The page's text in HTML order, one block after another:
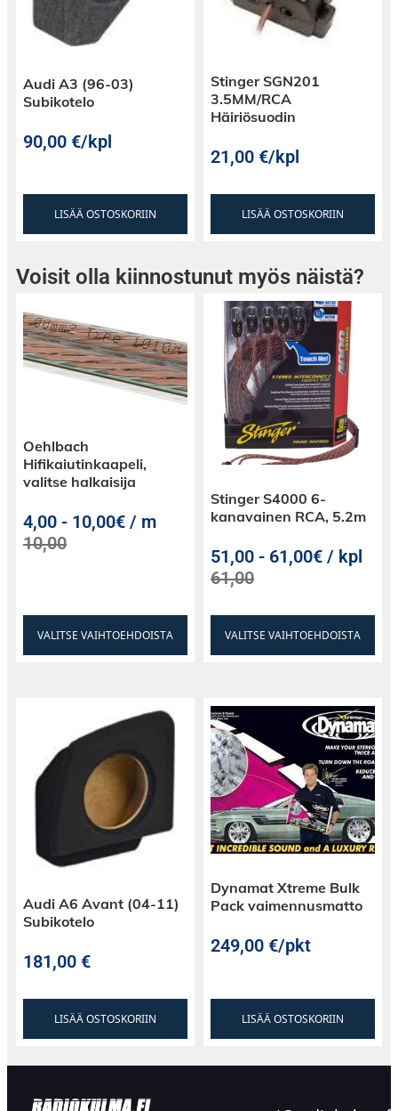
Audi A3 (96-03)
Subikotelo
90,00€/kpl
LISÄÄ OSTOSKORIIN
Stinger SGN201
3.5MM/RCA
Häiriösuodin
21,00€/kpl
LISÄÄ OSTOSKORIIN
Voisit olla kiinnostunut myös näistä?
Oehlbach
Hifikaiutinkaapeli,
valitse halkaisija
4,00 - 10,00€ / m
10,00
VALITSE VAIHTOEHDOISTA
Stinger S4000 6-
kanavainen RCA, 5.2m
51,00 - 61,00€ / kpl
61,00
VALITSE VAIHTOEHDOISTA
Audi A6 Avant (04-11)
Subikotelo
181,00€
LISÄÄ OSTOSKORIIN
Dynamat Xtreme Bulk
Pack vaimennusmatto
249,00€/pkt
LISÄÄ OSTOSKORIIN